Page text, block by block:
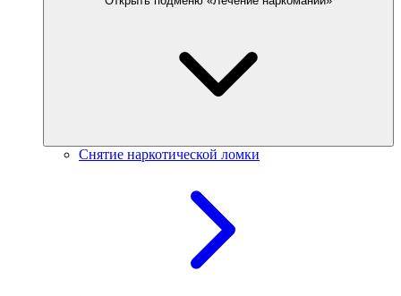
Снятие наркотической ломки